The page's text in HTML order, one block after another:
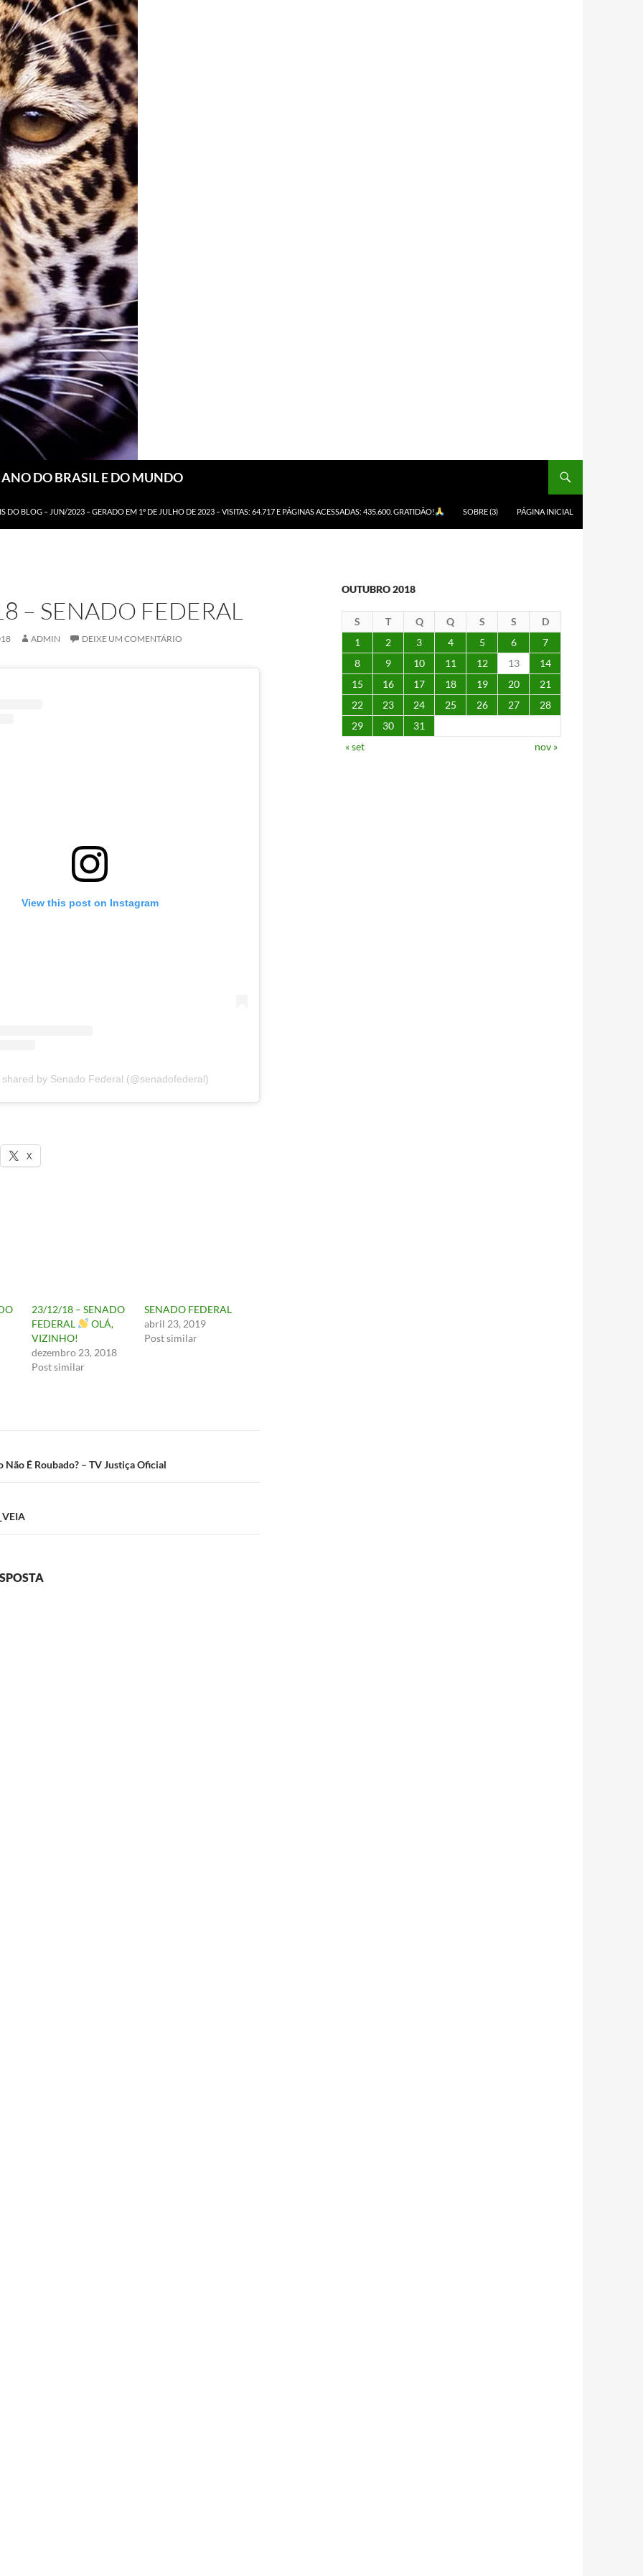
DO BRASIL E DO MUNDO
DO BLOG – JUN/2023 – GERADO EM 1º DE JULHO DE 2023 – VISITAS: 64.717 E PÁGINAS ACESSADAS: 435.600. GRATIDÃO! SOBRE (3) PÁGINA INICIAL
– SENADO FEDERAL
ADMIN DEIXE UM COMENTÁRIO
View this post on Instagram
shared by Senado Federal (@senadofederal)
X
23/12/18 – SENADO
FEDERAL
OLÁ,
VIZINHO!
dezembro 23, 2018
Post similar
SENADO FEDERAL
abril 23, 2019
Post similar
Não É Roubado? – TV Justiça Oficial
OUTUBRO 2018
S T Q Q S S
D
1
2 3 4 5 6
7
8
9 10 11 12 13
14
15
16 17 18 19 20
21
22
23 24 25 26 27
28
29
30
31
« set
nov »